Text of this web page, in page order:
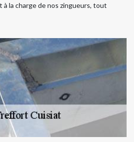
la charge de nos zingueurs, tout